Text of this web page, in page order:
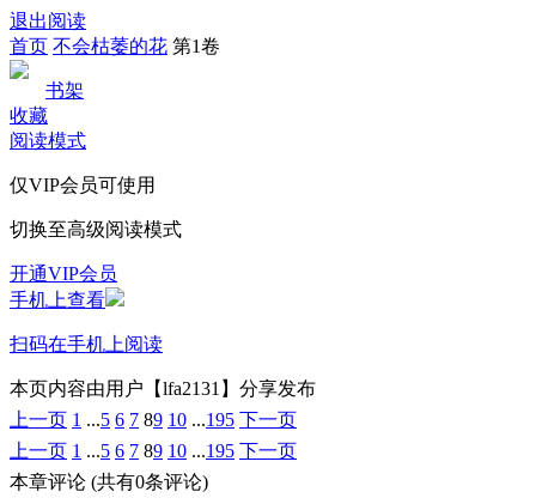
退出阅读
首页 不会枯萎的花 第1卷
书架
收藏
阅读模式
仅VIP会员可使用
切换至高级阅读模式
开通VIP会员
手机上查看
扫码在手机上阅读
本页内容由用户【lfa2131】分享发布
上一页 1 ...5 6 7 89 10 ...195 下一页
上一页 1 ...5 6 7 89 10 ...195 下一页
本章评论 (共有0条评论)